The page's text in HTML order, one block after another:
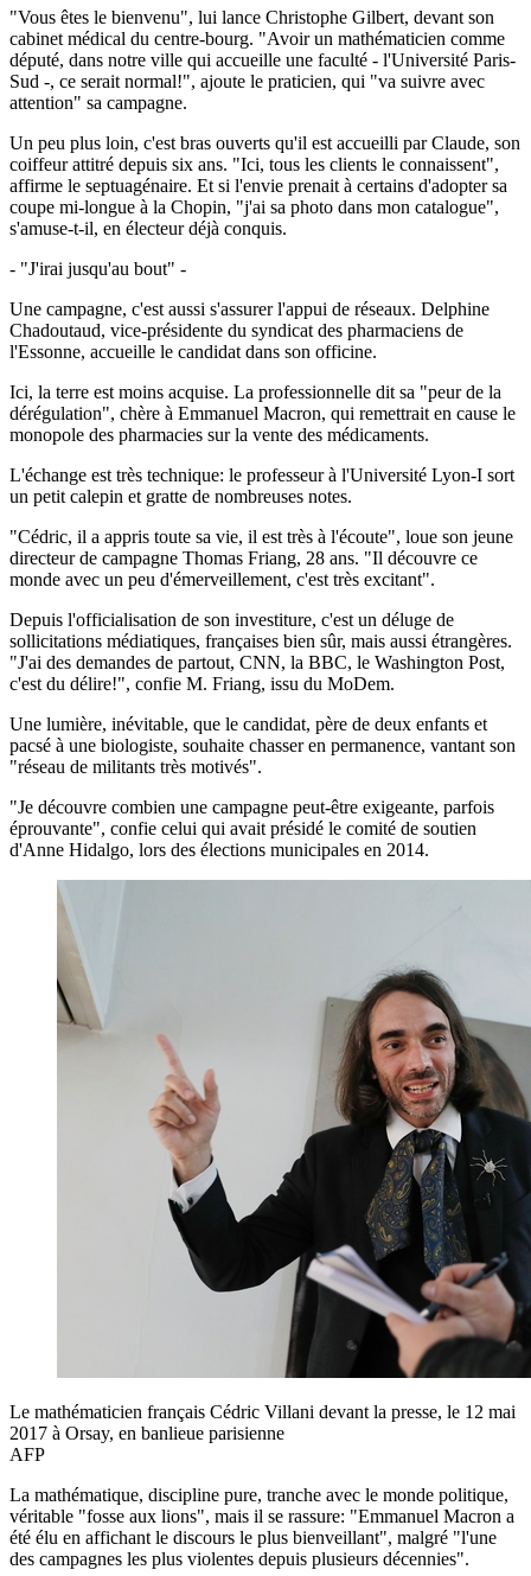
"Vous êtes le bienvenu", lui lance Christophe Gilbert, devant son
cabinet médical du centre-bourg. "Avoir un mathématicien comme
député, dans notre ville qui accueille une faculté - l'Université Paris-
Sud -, ce serait normal!", ajoute le praticien, qui "va suivre avec
attention" sa campagne.
Un peu plus loin, c'est bras ouverts qu'il est accueilli par Claude, son
coiffeur attitré depuis six ans. "Ici, tous les clients le connaissent",
affirme le septuagénaire. Et si l'envie prenait à certains d'adopter sa
coupe mi-longue à la Chopin, "j'ai sa photo dans mon catalogue",
s'amuse-t-il, en électeur déjà conquis.
- "J'irai jusqu'au bout" -
Une campagne, c'est aussi s'assurer l'appui de réseaux. Delphine
Chadoutaud, vice-présidente du syndicat des pharmaciens de
l'Essonne, accueille le candidat dans son officine.
Ici, la terre est moins acquise. La professionnelle dit sa "peur de la
dérégulation", chère à Emmanuel Macron, qui remettrait en cause le
monopole des pharmacies sur la vente des médicaments.
L'échange est très technique: le professeur à l'Université Lyon-I sort
un petit calepin et gratte de nombreuses notes.
"Cédric, il a appris toute sa vie, il est très à l'écoute", loue son jeune
directeur de campagne Thomas Friang, 28 ans. "Il découvre ce
monde avec un peu d'émerveillement, c'est très excitant".
Depuis l'officialisation de son investiture, c'est un déluge de
sollicitations médiatiques, françaises bien sûr, mais aussi étrangères.
"J'ai des demandes de partout, CNN, la BBC, le Washington Post,
c'est du délire!", confie M. Friang, issu du MoDem.
Une lumière, inévitable, que le candidat, père de deux enfants et
pacsé à une biologiste, souhaite chasser en permanence, vantant son
"réseau de militants très motivés".
"Je découvre combien une campagne peut-être exigeante, parfois
éprouvante", confie celui qui avait présidé le comité de soutien
d'Anne Hidalgo, lors des élections municipales en 2014.
Le mathématicien français Cédric Villani devant la presse, le 12 mai
2017 à Orsay, en banlieue parisienne
AFP
La mathématique, discipline pure, tranche avec le monde politique,
véritable "fosse aux lions", mais il se rassure: "Emmanuel Macron a
été élu en affichant le discours le plus bienveillant", malgré "l'une
des campagnes les plus violentes depuis plusieurs décennies".